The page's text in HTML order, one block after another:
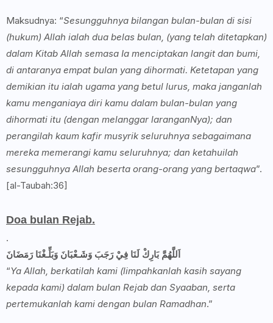
Maksudnya: “Sesungguhnya bilangan bulan-bulan di sisi
(hukum) Allah ialah dua belas bulan, (yang telah ditetapkan)
dalam Kitab Allah semasa Ia menciptakan langit dan bumi,
di antaranya empat bulan yang dihormati. Ketetapan yang
demikian itu ialah ugama yang betul lurus, maka janganlah
kamu menganiaya diri kamu dalam bulan-bulan yang
dihormati itu (dengan melanggar laranganNya); dan
perangilah kaum kafir musyrik seluruhnya sebagaimana
mereka memerangi kamu seluruhnya; dan ketahuilah
sesungguhnya Allah beserta orang-orang yang bertaqwa”.
[al-Taubah:36]
Doa bulan Rejab.
.
اَللَّهُمَّ بَارِكْ لَنَا فِيْ رَجَبَ وَشَـعْبَانَ وَبَلِّـغْنَا رَمَضَانَ
“Ya Allah, berkatilah kami (limpahkanlah kasih sayang
kepada kami) dalam bulan Rejab dan Syaaban, serta
pertemukanlah kami dengan bulan Ramadhan.”